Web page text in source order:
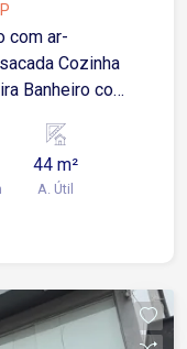
Cozinha
Banheiro com
serviços e
comodidade
44 m²
A. Útil